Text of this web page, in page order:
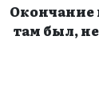
Окончание
там был,